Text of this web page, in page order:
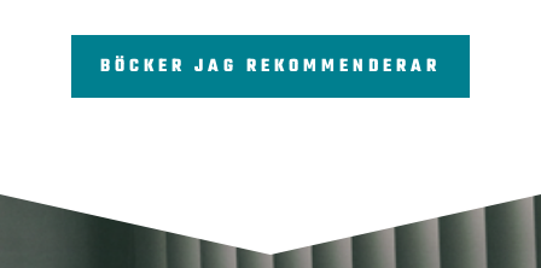
BÖCKER JAG REKOMMENDERAR